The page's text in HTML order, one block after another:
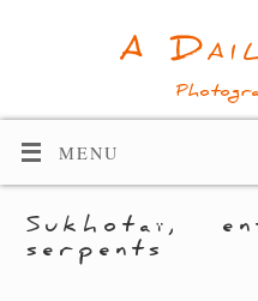
A
MENU
Sukhotaï,
serpents